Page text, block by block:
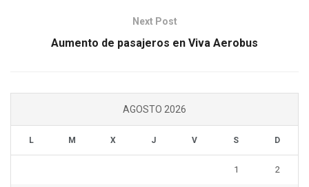
Next Post
Aumento de pasajeros en Viva Aerobus
AGOSTO 2026
L M X J V S D
1 2